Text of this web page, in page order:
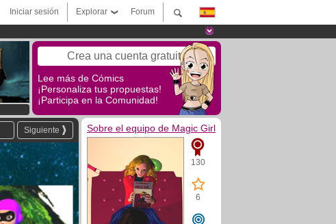
Forum
Explorar
Iniciar sesión
Crea una cuenta gratuita
Lee más de Cómics
¡Personaliza tus propuestas!
¡Participa en la Comunidad!
Siguiente Sobre el equipo de Magic Girl
130
6